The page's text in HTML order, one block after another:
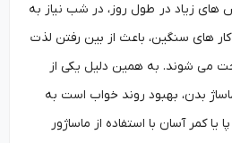
زیاد در طول روز، در شب نیاز به
سنگین، باعث از بین رفتن لذت
شوند. به همین دلیل یکی از
بدن، بهبود روند خواب است به
آسان با استفاده از ماساژور